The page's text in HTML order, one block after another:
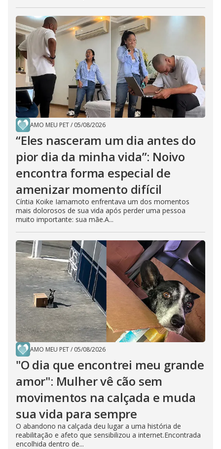
AMO MEU PET/ 05/08/2026
“Eles nasceram um dia antes do
pior dia da minha vida”: Noivo
encontra forma especial de
amenizar momento difícil
Cíntia Koike Iamamoto enfrentava um dos momentos
mais dolorosos de sua vida após perder uma pessoa
muito importante: sua mãe.A...
AMO MEU PET/ 05/08/2026
"O dia que encontrei meu grande
amor": Mulher vê cão sem
movimentos na calçada e muda
sua vida para sempre
O abandono na calçada deu lugar a uma história de
reabilitação e afeto que sensibilizou a internet.Encontrada
encolhida dentro de...